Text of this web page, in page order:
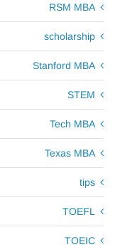
RSM MBA
scholarship
Stanford MBA
STEM
Tech MBA
Texas MBA
tips
TOEFL
TOEIC